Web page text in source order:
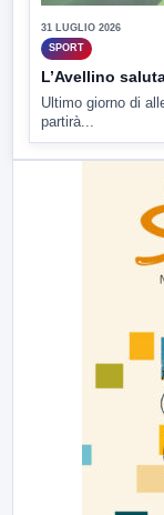
31 LUGLIO 2026
SPORT
L’Avellino
Ultimo giorno di
partirà...